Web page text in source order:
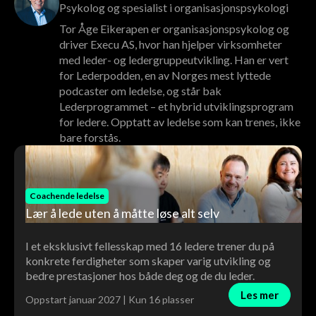
Psykolog og spesialist i organisasjonspsykologi
Tor Åge Eikerapen er organisasjonspsykolog og
driver Execu AS, hvor han hjelper virksomheter
med leder- og ledergruppeutvikling. Han er vert
for Lederpodden, en av Norges mest lyttede
podcaster om ledelse, og står bak
Lederprogrammet – et hybrid utviklingsprogram
for ledere. Opptatt av ledelse som kan trenes, ikke
bare forstås.
Coachende ledelse
Lær å lede uten å måtte løse alt selv
I et eksklusivt fellesskap med 16 ledere trener du på
konkrete ferdigheter som skaper varig utvikling og
bedre prestasjoner hos både deg og de du leder.
Oppstart januar 2027 | Kun 16 plasser Les mer